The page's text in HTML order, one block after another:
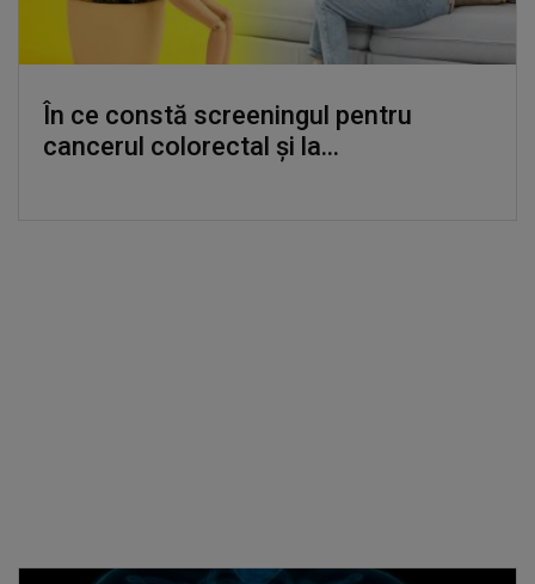
În ce constă screeningul pentru
cancerul colorectal și la...